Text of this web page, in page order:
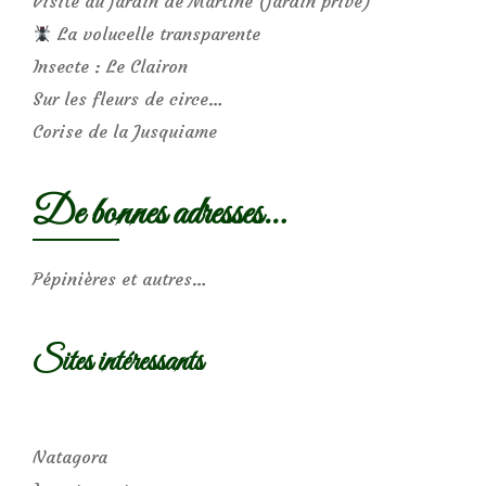
La volucelle transparente
Insecte : Le Clairon
Sur les fleurs de circe…
Corise de la Jusquiame
De bonnes adresses…
Pépinières et autres…
Sites intéressants
Natagora